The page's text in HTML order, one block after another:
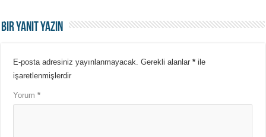
Bir yanıt yazın
E-posta adresiniz yayınlanmayacak. Gerekli alanlar* ile
işaretlenmişlerdir
Yorum*